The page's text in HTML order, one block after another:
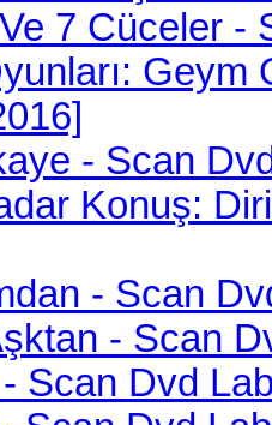
7 Cüceler -
- Scan
Konuş:
- Scan
- Scan
Scan Dvd